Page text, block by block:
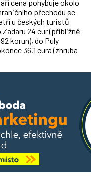
cena pohybuje okolo
přechodu se
u českých turistů
24 eur (přibližně
korun), do Puly
36,1 eura (zhruba